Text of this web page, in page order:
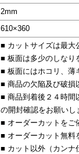
2mm
610×360
■ カットサイズは最大
■ 板面は多少のしなり
■ 板面にはホコリ、薄
■ 商品の欠陥及び破損
■ 商品到着後２４時間
の開封確認をお願いし
■ オーダーカットをご
■ オーダーカット無料
■ カット以外（カンナ